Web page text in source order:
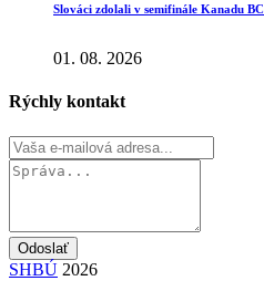
Slováci zdolali v semifinále Kanadu
01. 08. 2026
Rýchly kontakt
Odoslať
SHBÚ 2026